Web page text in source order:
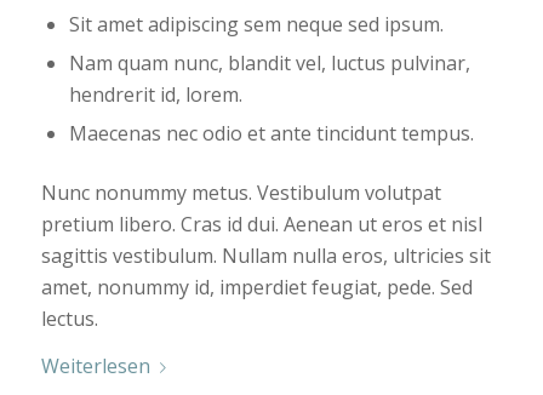
Sit amet adipiscing sem neque sed ipsum.
Nam quam nunc, blandit vel, luctus pulvinar,
hendrerit id, lorem.
Maecenas nec odio et ante tincidunt tempus.
Nunc nonummy metus. Vestibulum volutpat
pretium libero. Cras id dui. Aenean ut eros et nisl
sagittis vestibulum. Nullam nulla eros, ultricies sit
amet, nonummy id, imperdiet feugiat, pede. Sed
lectus.
Weiterlesen